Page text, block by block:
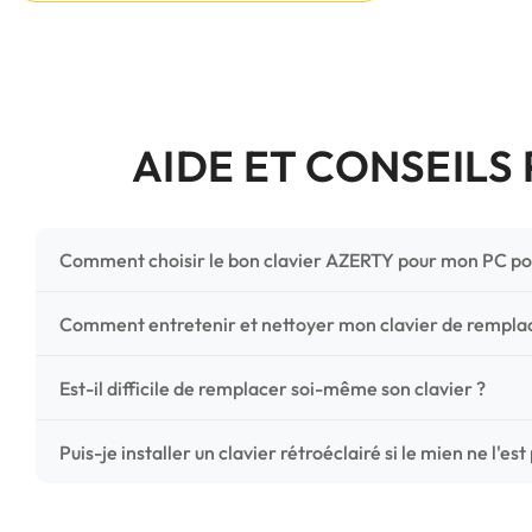
AIDE ET CONSEILS
Comment choisir le bon clavier AZERTY pour mon PC
Pour ne pas vous tromper, vérifiez trois points critiques
Comment entretenir et nettoyer mon clavier de
Un entretien régulier prolonge la vie de vos touches.
Est-il difficile de remplacer soi-même son clavier ?
C'est une réparation accessible et très économique !
Puis-je installer un clavier rétroéclairé si le mien ne l'est